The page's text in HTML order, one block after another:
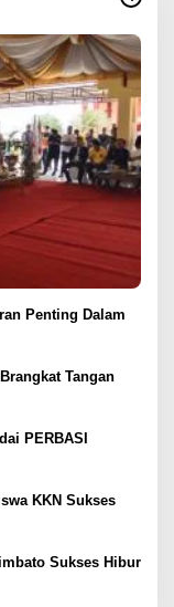
Penting Dalam
Tangan
PERBASI
KKN Sukses
Sukses Hibur